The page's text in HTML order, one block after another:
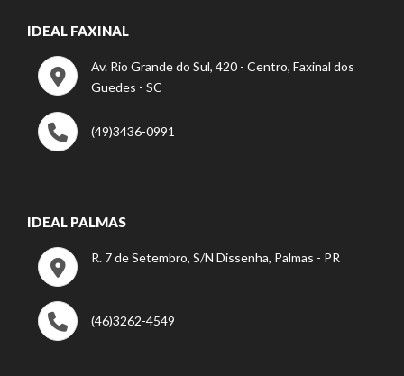
IDEAL FAXINAL
Av. Rio Grande do Sul, 420 - Centro, Faxinal dos
Guedes - SC
(49)3436-0991
IDEAL PALMAS
R. 7 de Setembro, S/N Dissenha, Palmas - PR
(46)3262-4549